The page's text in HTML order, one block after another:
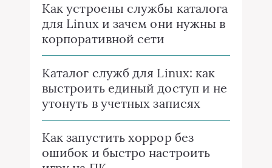
Как устроены службы каталога
для Linux и зачем они нужны в
корпоративной сети
Каталог служб для Linux: как
выстроить единый доступ и не
утонуть в учетных записях
Как запустить хоррор без
ошибок и быстро настроить